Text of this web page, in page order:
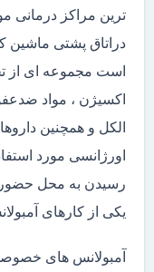
ترین مراکز درمانی
دراتاق پشتی ماشین
است مجموعه ای از
اکسیژن ، مواد
الکل و همچنین
اورژانسی مورد
رسیدن به محل حضور
یکی از کارهای
آمبولانس های